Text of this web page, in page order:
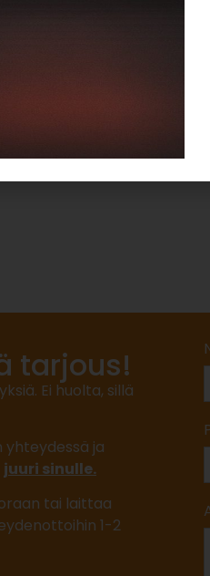
tarjous!
Ei huolta, sillä
yhteydessä ja
juuri sinulle.
tai laittaa
1-2